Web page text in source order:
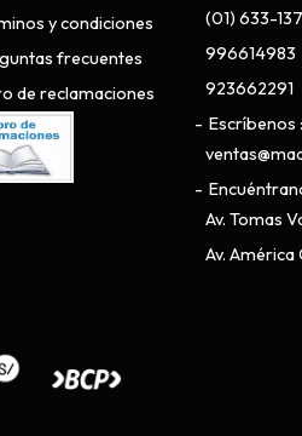
y condiciones
frecuentes
de reclamaciones
(01) 633-
996614983
923662291
Escríbenos
Av. Tomas
Av. América